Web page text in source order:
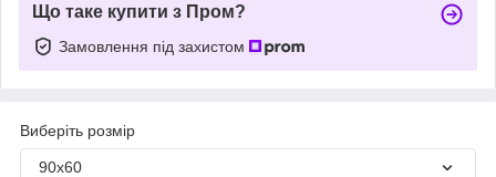
Що таке купити з Пром?
Замовлення під захистом
Виберіть розмір
90х60